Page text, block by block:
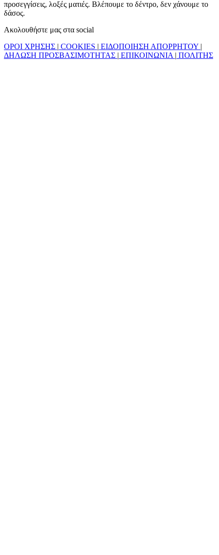
προσεγγίσεις, λοξές ματιές. Βλέπουμε το δέντρο, δεν χάνουμε το
δάσος.
Ακολουθήστε μας στα social
ΟΡΟΙ ΧΡΗΣΗΣ | COOKIES | ΕΙΔΟΠΟΙΗΣΗ ΑΠΟΡΡΗΤΟΥ |
ΔΗΛΩΣΗ ΠΡΟΣΒΑΣΙΜΟΤΗΤΑΣ | ΕΠΙΚΟΙΝΩΝΙΑ | ΠΟΛΙΤΗΣ